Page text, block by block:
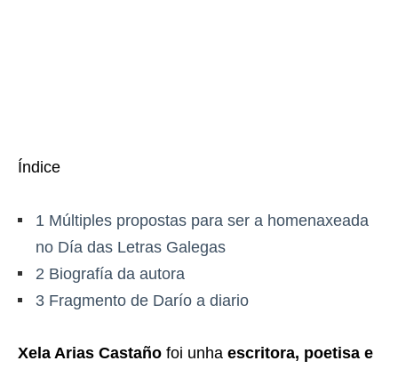
Índice
1 Múltiples propostas para ser a homenaxeada
no Día das Letras Galegas
2 Biografía da autora
3 Fragmento de Darío a diario
Xela Arias Castaño foi unha escritora, poetisa e